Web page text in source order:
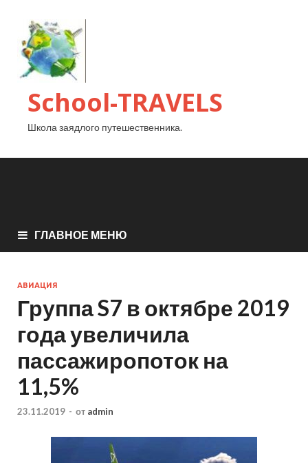
School-TRAVELS
Школа заядлого путешественника.
ГЛАВНОЕ МЕНЮ
АВИАЦИЯ
Группа S7 в октябре 2019
года увеличила
пассажиропоток на
11,5%
23.11.2019 - от admin